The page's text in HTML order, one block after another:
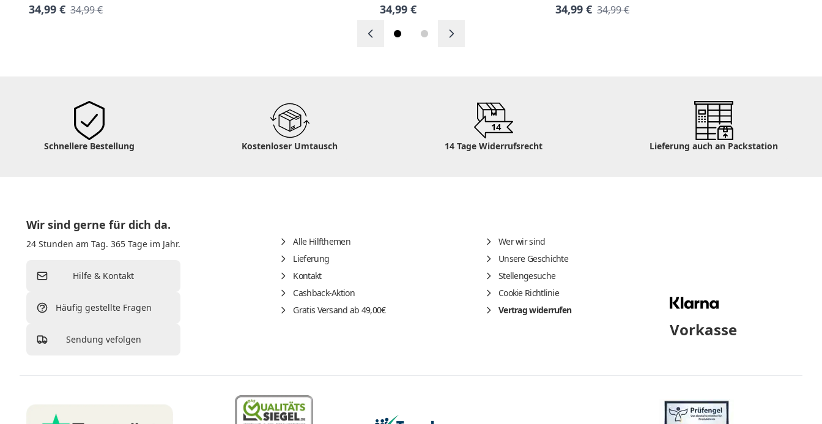
34,99 € 34,99 € 34,99 € 34,99 € 34,99 €
Schnellere Bestellung Kostenloser Umtausch
14
14 Tage Widerrufsrecht Lieferung auch an Packstation
Wir sind gerne für dich da.
24 Stunden am Tag. 365 Tage im Jahr.
Hilfe & Kontakt
Häufig gestellte Fragen
Sendung vefolgen
Alle Hilfthemen
Lieferung
Kontakt
Cashback-Aktion
Gratis Versand ab 49,00€
Wer wir sind
Unsere Geschichte
Stellengesuche
Cookie Richtlinie
Vertrag widerrufen
Vorkasse